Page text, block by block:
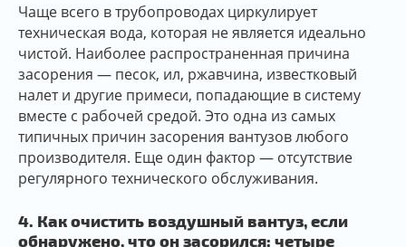
Чаще всего в трубопроводах циркулирует
техническая вода, которая не является идеально
чистой. Наиболее распространенная причина
засорения — песок, ил, ржавчина, известковый
налет и другие примеси, попадающие в систему
вместе с рабочей средой. Это одна из самых
типичных причин засорения вантузов любого
производителя. Еще один фактор — отсутствие
регулярного технического обслуживания.
4. Как очистить воздушный вантуз, если
обнаружено, что он засорился: четыре